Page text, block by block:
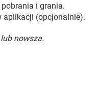
i grania.
aplikacji (opcjonalnie).
nowsza.